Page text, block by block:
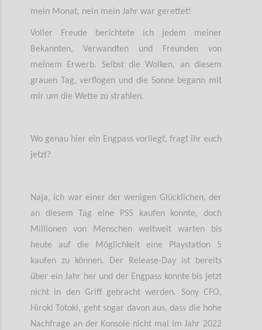
mein Monat, nein mein Jahr war gerettet!
Voller Freude berichtete ich jedem meiner
Bekannten, Verwandten und Freunden von
meinem Erwerb. Selbst die Wolken, an diesem
grauen Tag, verflogen und die Sonne begann mit
mir um die Wette zu strahlen.
Wo genau hier ein Engpass vorliegt, fragt ihr euch
jetzt?
Naja, ich war einer der wenigen Glücklichen, der
an diesem Tag eine PS5 kaufen konnte, doch
Millionen von Menschen weltweit warten bis
heute auf die Möglichkeit eine Playstation 5
kaufen zu können. Der Release-Day ist bereits
über ein Jahr her und der Engpass konnte bis jetzt
nicht in den Griff gebracht werden. Sony CFO,
Hiroki Totoki, geht sogar davon aus, dass die hohe
Nachfrage an der Konsole nicht mal im Jahr 2022